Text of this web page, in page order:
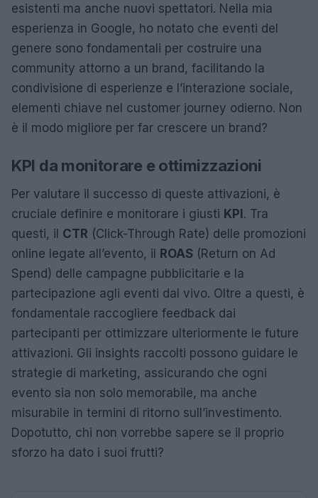
esistenti ma anche nuovi spettatori. Nella mia
esperienza in Google, ho notato che eventi del
genere sono fondamentali per costruire una
community attorno a un brand, facilitando la
condivisione di esperienze e l’interazione sociale,
elementi chiave nel customer journey odierno. Non
è il modo migliore per far crescere un brand?
KPI da monitorare e ottimizzazioni
Per valutare il successo di queste attivazioni, è
cruciale definire e monitorare i giusti KPI. Tra
questi, il CTR (Click-Through Rate) delle promozioni
online legate all’evento, il ROAS (Return on Ad
Spend) delle campagne pubblicitarie e la
partecipazione agli eventi dal vivo. Oltre a questi, è
fondamentale raccogliere feedback dai
partecipanti per ottimizzare ulteriormente le future
attivazioni. Gli insights raccolti possono guidare le
strategie di marketing, assicurando che ogni
evento sia non solo memorabile, ma anche
misurabile in termini di ritorno sull’investimento.
Dopotutto, chi non vorrebbe sapere se il proprio
sforzo ha dato i suoi frutti?